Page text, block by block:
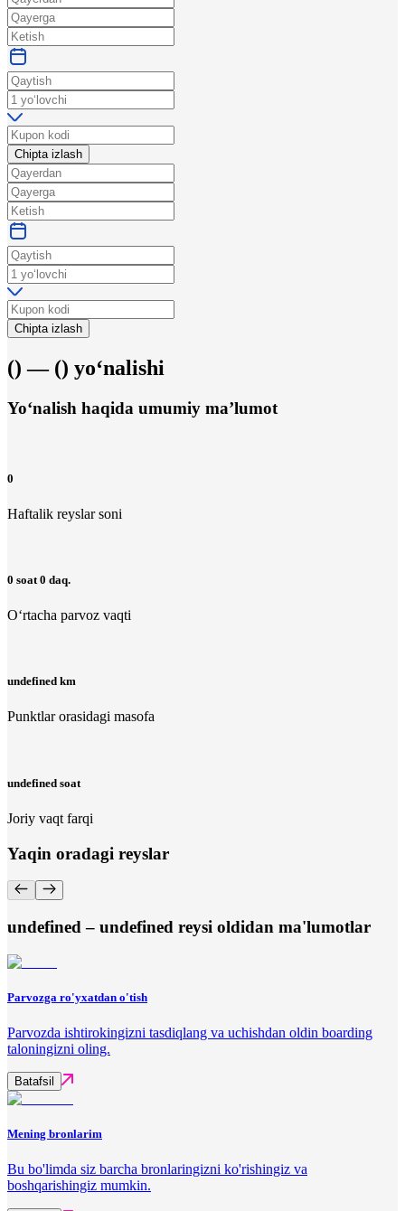
Chipta izlash
Chipta izlash
() — () yo‘nalishi
Yo‘nalish haqida umumiy ma’lumot
0
Haftalik reyslar soni
0 soat 0 daq.
O‘rtacha parvoz vaqti
undefined km
Punktlar orasidagi masofa
undefined soat
Joriy vaqt farqi
Yaqin oradagi reyslar
undefined – undefined reysi oldidan ma'lumotlar
Parvozga ro'yxatdan o'tish
Parvozda ishtirokingizni tasdiqlang va uchishdan oldin boarding
taloningizni oling.
Batafsil
Mening bronlarim
Bu bo'limda siz barcha bronlaringizni ko'rishingiz va
boshqarishingiz mumkin.